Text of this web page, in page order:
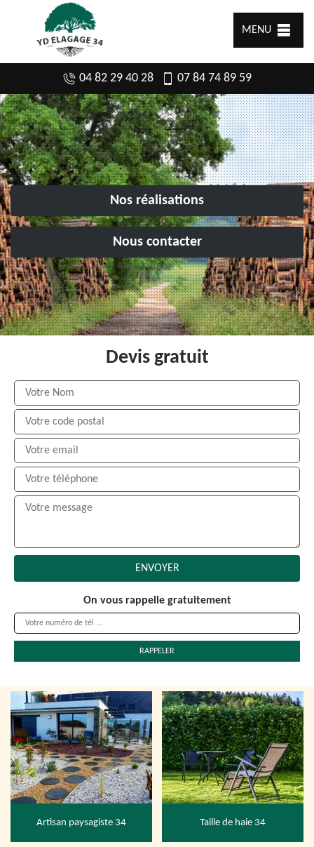
MENU
04 82 29 40 28 07 84 74 89 59
Nos réalisations
Nous contacter
Devis gratuit
On vous rappelle gratuitement
Artisan paysagiste 34 Taille de haie 34